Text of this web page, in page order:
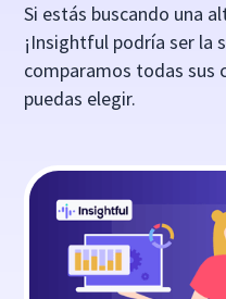
Si estás buscando una
¡Insightful podría ser la
comparamos todas sus
puedas elegir.